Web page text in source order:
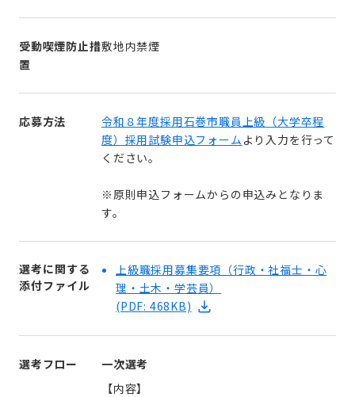
受動喫煙防止措
置
敷地内禁煙
応募方法
令和８年度採用石巻市職員上級（大学卒程
度）採用試験申込フォーム より入力を行って
ください。
※原則申込フォームからの申込みとなりま
す。
選考に関する
添付ファイル
上級職採用募集要項（行政・社福士・心
理・土木・学芸員）
(PDF: 468KB)
選考フロー
一次選考
【内容】